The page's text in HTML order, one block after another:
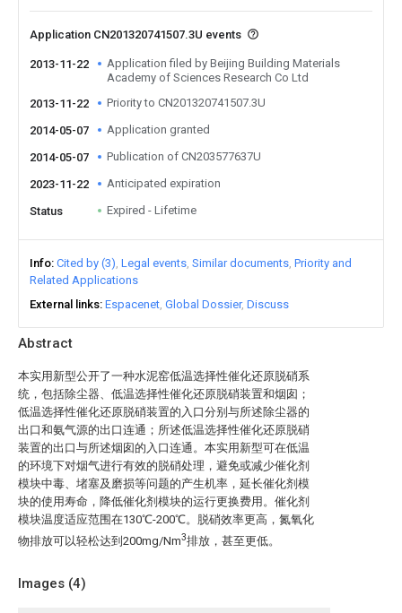
Abstract
本实用新型公开了一种水泥窑低温选择性催化还原脱硝系
统，包括除尘器、低温选择性催化还原脱硝装置和烟囱；
低温选择性催化还原脱硝装置的入口分别与所述除尘器的
出口和氨气源的出口连通；所述低温选择性催化还原脱硝
装置的出口与所述烟囱的入口连通。本实用新型可在低温
的环境下对烟气进行有效的脱硝处理，避免或减少催化剂
模块中毒、堵塞及磨损等问题的产生机率，延长催化剂模
块的使用寿命，降低催化剂模块的运行更换费用。催化剂
模块温度适应范围在130℃-200℃。脱硝效率更高，氮氧化
物排放可以轻松达到200mg/Nm3排放，甚至更低。
Images (4)
Application CN201320741507.3U events
2013-11-22
Application filed by Beijing Building Materials
Academy of Sciences Research Co Ltd
2013-11-22
Priority to CN201320741507.3U
2014-05-07 Application granted
2014-05-07 Publication of CN203577637U
2023-11-22 Anticipated expiration
Status Expired - Lifetime
Info Cited by (3) Legal events Similar documents Priority and
Related Applications
External links Espacenet Global Dossier Discuss